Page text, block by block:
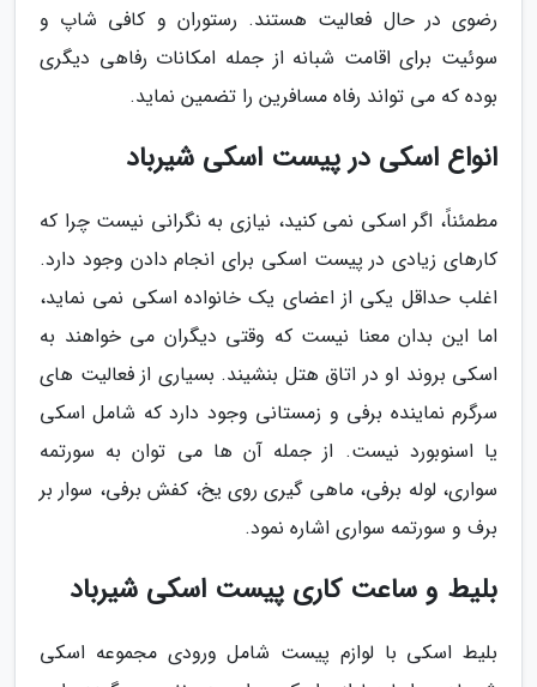
رضوی در حال فعالیت هستند. رستوران و کافی شاپ و
سوئیت برای اقامت شبانه از جمله امکانات رفاهی دیگری
بوده که می تواند رفاه مسافرین را تضمین نماید.
انواع اسکی در پیست اسکی شیرباد
مطمئناً، اگر اسکی نمی کنید، نیازی به نگرانی نیست چرا که
کارهای زیادی در پیست اسکی برای انجام دادن وجود دارد.
اغلب حداقل یکی از اعضای یک خانواده اسکی نمی نماید،
اما این بدان معنا نیست که وقتی دیگران می خواهند به
اسکی بروند او در اتاق هتل بنشیند. بسیاری از فعالیت های
سرگرم نماینده برفی و زمستانی وجود دارد که شامل اسکی
یا اسنوبورد نیست. از جمله آن ها می توان به سورتمه
سواری، لوله برفی، ماهی گیری روی یخ، کفش برفی، سوار بر
برف و سورتمه سواری اشاره نمود.
بلیط و ساعت کاری پیست اسکی شیرباد
بلیط اسکی با لوازم پیست شامل ورودی مجموعه اسکی